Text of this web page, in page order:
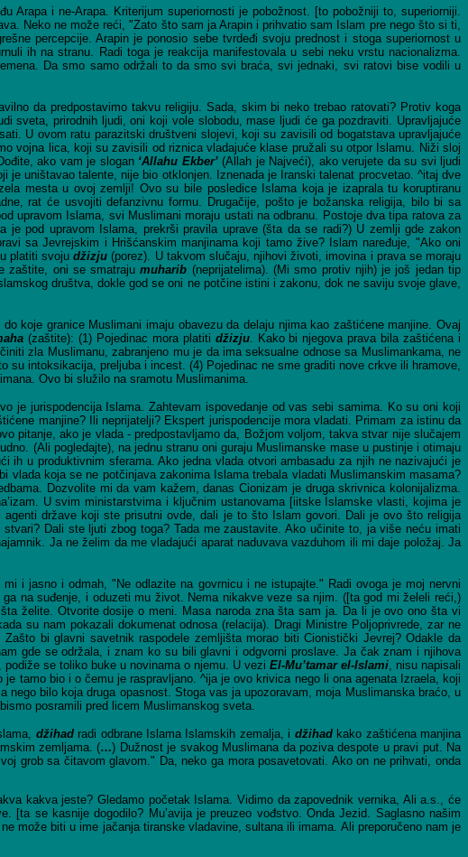
i ne-Arapa. Kriterijum superiornosti je pobožnost. [to pobožniji to, superiorniji.
Neko ne može reći, "Zato što sam ja Arapin i prihvatio sam Islam pre nego što si ti,
percepcije. Arapin je ponosio sebe tvrdeđi svoju prednost i stoga superiornost u
ih na stranu. Radi toga je reakcija manifestovala u sebi neku vrstu nacionalizma.
Da smo samo održali to da smo svi braća, svi jednaki, svi ratovi bise vodili u
da predpostavimo takvu religiju. Sada, skim bi neko trebao ratovati? Protiv koga
sveta, prirodnih ljudi, oni koji vole slobodu, mase ljudi će ga pozdraviti. Upravljajuće
U ovom ratu parazitski društveni slojevi, koji su zavisili od bogatstava upravljajuće
vojna lica, koji su zavisili od riznica vladajuće klase pružali su otpor Islamu. Niži sloj
ako vam je slogan ‘Allahu Ekber’(Allah je Najveći), ako verujete da su svi ljudi
uništavao talente, nije bio otklonjen. Iznenada je Iranski talenat procvetao. ^itaj dve
mesta u ovoj zemlji! Ovo su bile posledice Islama koja je izaprala tu koruptiranu
rat će usvojiti defanzivnu formu. Drugačije, pošto je božanska religija, bilo bi sa
upravom Islama, svi Muslimani moraju ustati na odbranu. Postoje dva tipa ratova za
je pod upravom Islama, prekrši pravila uprave (šta da se radi?) U zemlji gde zakon
sa Jevrejskim i Hrišćanskim manjinama koji tamo žive? Islam naređuje, "Ako oni
platiti svojudžizju (porez). U takvom slučaju, njihovi životi, imovina i prava se moraju
zaštite, oni se smatrajumuharib (neprijatelima). (Mi smo protiv njih) je još jedan tip
društva, dokle god se oni ne potčine istini i zakonu, dok ne saviju svoje glave,
koje granice Muslimani imaju obavezu da delaju njima kao zaštićene manjine. Ovaj
(zaštite): (1) Pojedinac mora platiti džizju. Kako bi njegova prava bila zaštićena i
zla Muslimanu, zabranjeno mu je da ima seksualne odnose sa Muslimankama, ne
intoksikacija, preljuba i incest. (4) Pojedinac ne sme graditi nove crkve ili hramove,
Ovo bi služilo na sramotu Muslimanima.
je jurispodencija Islama. Zahtevam ispovedanje od vas sebi samima. Ko su oni koji
manjine? Ili neprijatelji? Ekspert jurispodencije mora vladati. Primam za istinu da
pitanje, ako je vlada - predpostavljamo da, Božjom voljom, takva stvar nije slučajem
(Ali pogledajte), na jednu stranu oni guraju Muslimanske mase u pustinje i otimaju
u produktivnim sferama. Ako jedna vlada otvori ambasadu za njih ne nazivajući je
koja se ne potčinjava zakonima Islama trebala vladati Muslimanskim masama?
Dozvolite mi da vam kažem, danas Cionizam je druga skrivnica kolonijalizma.
U svim ministarstvima i ključnim ustanovama [iitske Islamske vlasti, kojima je
države koji ste prisutni ovde, dali je to što Islam govori. Dali je ovo što religija
Dali ste ljuti zbog toga? Tada me zaustavite. Ako učinite to, ja više neću imati
Ja ne želim da me vladajući aparat naduvava vazduhom ili mi daje položaj. Ja
i jasno i odmah, "Ne odlazite na govrnicu i ne istupajte." Radi ovoga je moj nervni
na suđenje, i oduzeti mu život. Nema nikakve veze sa njim. ([ta god mi želeli reći,)
želite. Otvorite dosije o meni. Masa naroda zna šta sam ja. Da li je ovo ono šta vi
su nam pokazali dokumenat odnosa (relacija). Dragi Ministre Poljoprivrede, zar ne
bi glavni savetnik raspodele zemljišta morao biti Cionistički Jevrej? Odakle da
gde se održala, i znam ko su bili glavni i odgvorni proslave. Ja čak znam i njihova
se toliko buke u novinama o njemu. U vezi El-Mu’tamar el-Islami, nisu napisali
tamo bio i o čemu je raspravljano. ^ija je ovo krivica nego li ona agenata Izraela, koji
bilo koja druga opasnost. Stoga vas ja upozoravam, moja Muslimanska braćo, u
posramili pred licem Muslimanskog sveta.
džihadradi odbrane Islama Islamskih zemalja, i džihadkako zaštićena manjina
zemljama. (…) Dužnost je svakog Muslimana da poziva despote u pravi put. Na
grob sa čitavom glavom." Da, neko ga mora posavetovati. Ako on ne prihvati, onda
kakva jeste? Gledamo početak Islama. Vidimo da zapovednik vernika, Ali a.s., će
[ta se kasnije dogodilo? Mu’avija je preuzeo vođstvo. Onda Jezid. Saglasno našim
može biti u ime jačanja tiranske vladavine, sultana ili imama. Ali preporučeno nam je